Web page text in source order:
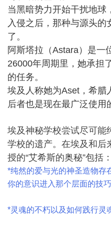
当黑暗势力开始干扰地球
入侵之后，那种与源头的
了。
阿斯塔拉（Astara）是一
26000年周期里，她承担
的任务。
埃及人称她为Aset，希腊
后者也是现在最广泛使用
埃及神秘学校尝试尽可能
学校的遗产。在埃及和后
授的“艾希斯的奥秘”包括：
*纯然的爱与光的神圣造物存
你的意识进入那个层面的技巧
*灵魂的不朽以及如何践行灵